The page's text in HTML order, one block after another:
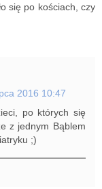
się po kościach, czy
2016 10:47
po których się
z jednym Bąblem
;)